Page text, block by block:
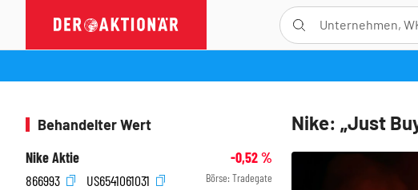
Nike: „Just
Behandelter Wert
Nike Aktie
-0,52%
866993
US6541061031 Börse: Tradegate